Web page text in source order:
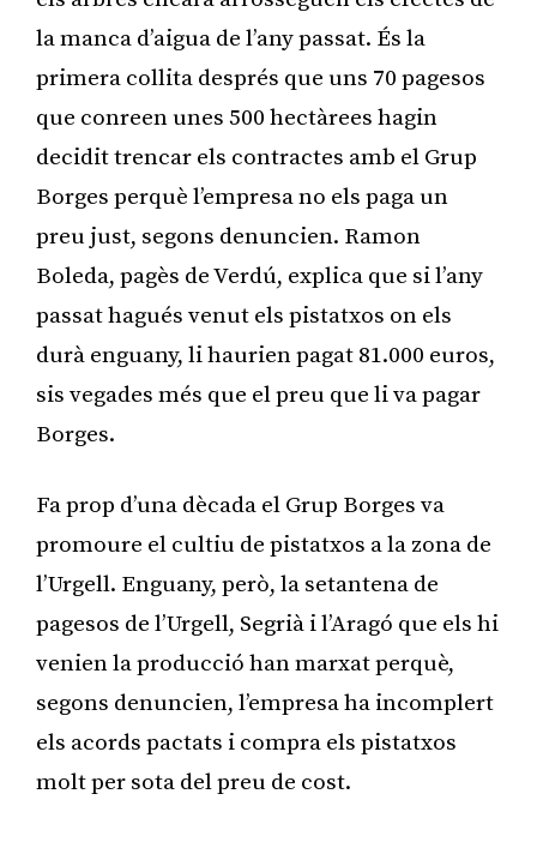
la manca d’aigua de l’any passat. És la
primera collita després que uns 70 pagesos
que conreen unes 500 hectàrees hagin
decidit trencar els contractes amb el Grup
Borges perquè l’empresa no els paga un
preu just, segons denuncien. Ramon
Boleda, pagès de Verdú, explica que si l’any
passat hagués venut els pistatxos on els
durà enguany, li haurien pagat 81.000 euros,
sis vegades més que el preu que li va pagar
Borges.
Fa prop d’una dècada el Grup Borges va
promoure el cultiu de pistatxos a la zona de
l’Urgell. Enguany, però, la setantena de
pagesos de l’Urgell, Segrià i l’Aragó que els hi
venien la producció han marxat perquè,
segons denuncien, l’empresa ha incomplert
els acords pactats i compra els pistatxos
molt per sota del preu de cost.